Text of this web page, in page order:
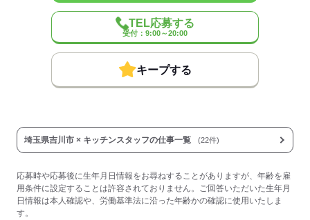
◆全店舗完全禁煙
◆副業・WワークOK
◆扶養内勤務OK
…全てのクルーを対象とした
1ヶ月を目途に、職場に溶け込めたか、
仕事に慣れたかどうかを確認します。
◆食事補助あり
…マクドナルドのメニューが
全て30％OFF！セットも単品も！
TEL応募する
受付：9:00～20:00
キープする
埼玉県吉川市 × キッチンスタッフの仕事一覧 (22件)
応募時や応募後に生年月日情報をお尋ねすることがありますが、年齢を雇
用条件に設定することは許容されておりません。ご回答いただいた生年月
日情報は本人確認や、労働基準法に沿った年齢かの確認に使用いたしま
す。